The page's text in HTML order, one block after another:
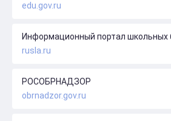
edu.gov.ru
Информационный портал школьных
rusla.ru
РОСОБРНАДЗОР
obrnadzor.gov.ru